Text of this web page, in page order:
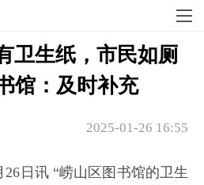
卫生纸，市民如厕
馆：及时补充
2025-01-26 16:55
日讯 “崂山区图书馆的卫生